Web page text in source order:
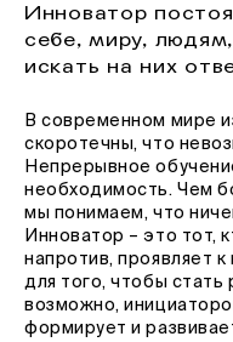
Инноватор
себе, миру,
искать на них
В современном мире
скоротечны, что
Непрерывное
необходимость. Чем
мы понимаем, что
Инноватор – это тот,
напротив, проявляет
для того, чтобы
возможно,
формирует и